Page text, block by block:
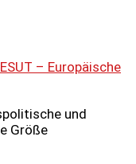
ESUT – Europäische
und
Größe